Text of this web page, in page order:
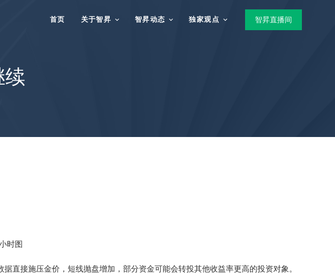
首页 关于智昇 智昇动态 独家观点 智昇直播间
续
时图
直接施压金价，短线抛盘增加，部分资金可能会转投其他收益率更高的投资对象。